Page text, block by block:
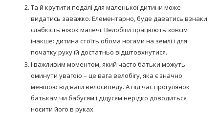
Та й крутити педалі для маленької дитини може
видатись заважко. Елементарно, буде даватись взнаки
слабкість ніжок малечі. Велобіги працюють зовсім
інакше: дитина стоїть обома ногами на землі і для
початку руху їй достатньо відштовхнутися.
І важливим моментом, який часто батьки можуть
оминути увагою – це вага велобігу, яка є значно
меншою від ваги велосипеду. А під час прогулянок
батькам чи бабусям і дідусям нерідко доводиться
носити його в руках.